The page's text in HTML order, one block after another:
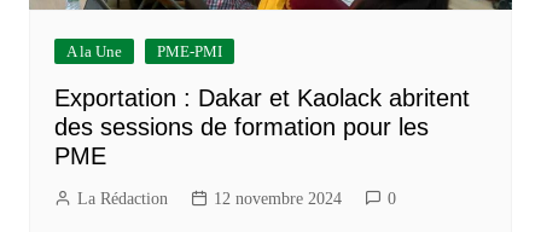
A la Une PME-PMI
Exportation : Dakar et Kaolack abritent
des sessions de formation pour les
PME
La Rédaction 12 novembre 2024 0